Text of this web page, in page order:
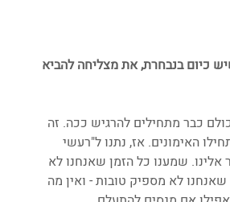
כיום בנבחרת, את מצליחה להביא
כבר מתחילים להרגיש ככה. זה
האימונים. אז, נתנו ל"רעשי
שמענו כל הזמן שאנחנו לא
לא מספיק טובות - ואין מה